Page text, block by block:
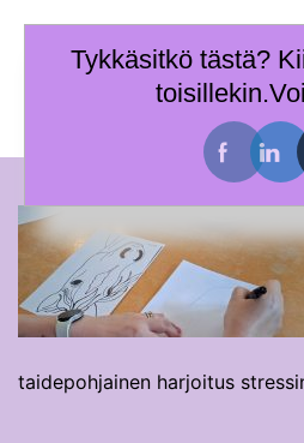
Taitoja toimia ja tietoa
menu
taidepohjainen harjoitus
Tykkäsitkö tästä?